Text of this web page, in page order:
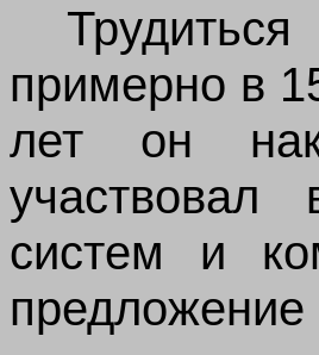
примерно в
лет он
систем и